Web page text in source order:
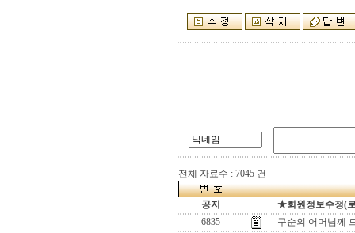
전체 자료수 : 7045 건
공지
★회원정보수정(
6835
구순의 어머님께